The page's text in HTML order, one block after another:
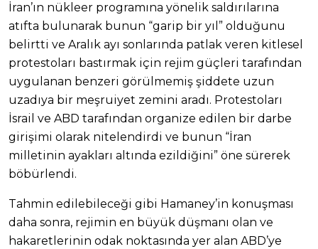
İran’ın nükleer programına yönelik saldırılarına
atıfta bulunarak bunun “garip bir yıl” olduğunu
belirtti ve Aralık ayı sonlarında patlak veren kitlesel
protestoları bastırmak için rejim güçleri tarafından
uygulanan benzeri görülmemiş şiddete uzun
uzadıya bir meşruiyet zemini aradı. Protestoları
İsrail ve ABD tarafından organize edilen bir darbe
girişimi olarak nitelendirdi ve bunun “İran
milletinin ayakları altında ezildiğini” öne sürerek
böbürlendi.
Tahmin edilebileceği gibi Hamaney’in konuşması
daha sonra, rejimin en büyük düşmanı olan ve
hakaretlerinin odak noktasında yer alan ABD’ye